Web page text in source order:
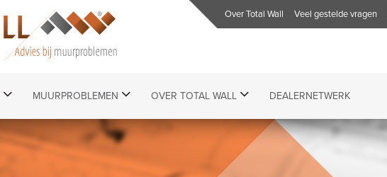
Over Total Wall Veel gestelde vragen
MUURPROBLEMEN OVER TOTAL WALL DEALERNETWERK